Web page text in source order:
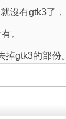
沒有gtk3了，
。
gtk3的部份。